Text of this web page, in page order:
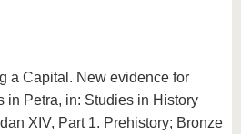
a Capital. New evidence for
in Petra, in: Studies in History
XIV, Part 1. Prehistory; Bronze